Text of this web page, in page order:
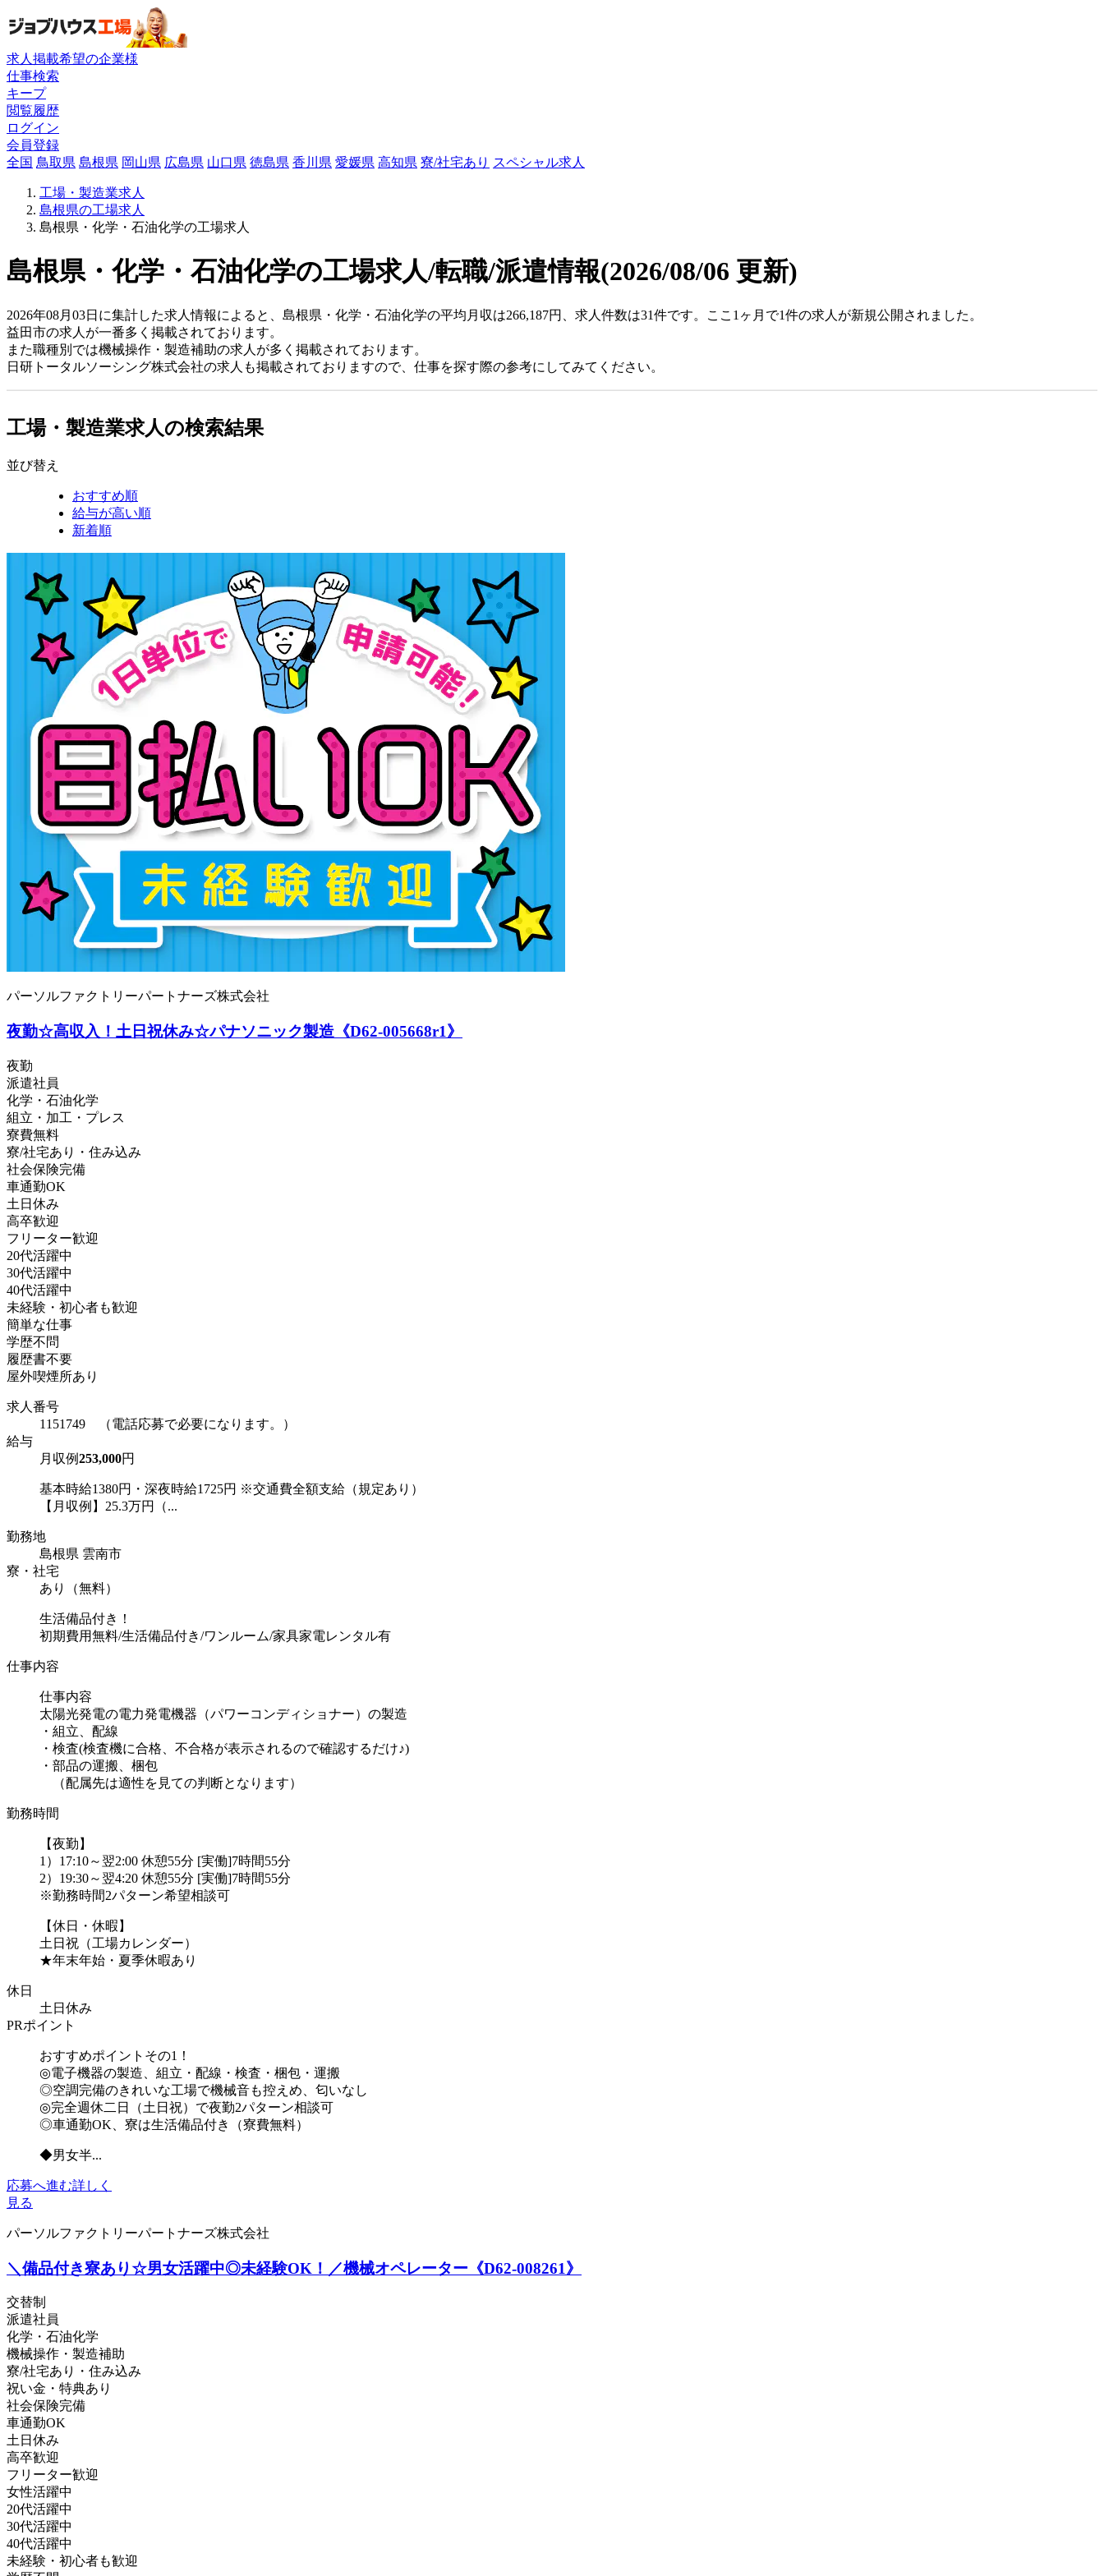
求人掲載希望の企業様
仕事検索
キープ
閲覧履歴
ログイン
会員登録
全国 鳥取県 島根県 岡山県 広島県 山口県 徳島県 香川県 愛媛県 高知県 寮/社宅あり スペシャル求人
工場・製造業求人
島根県の工場求人
島根県・化学・石油化学の工場求人
島根県・化学・石油化学の工場求人/転職/派遣情報(2026/08/06 更新)
2026年08月03日に集計した求人情報によると、島根県・化学・石油化学の平均月収は266,187円、求人件数は31件です。ここ1ヶ月で1件の求人が新規公開されました。
益田市の求人が一番多く掲載されております。
また職種別では機械操作・製造補助の求人が多く掲載されております。
日研トータルソーシング株式会社の求人も掲載されておりますので、仕事を探す際の参考にしてみてください。
工場・製造業求人の検索結果
並び替え
おすすめ順
給与が高い順
新着順
パーソルファクトリーパートナーズ株式会社
夜勤☆高収入！土日祝休み☆パナソニック製造《D62-005668r1》
夜勤
派遣社員
化学・石油化学
組立・加工・プレス
寮費無料
寮/社宅あり・住み込み
社会保険完備
車通勤OK
土日休み
高卒歓迎
フリーター歓迎
20代活躍中
30代活躍中
40代活躍中
未経験・初心者も歓迎
簡単な仕事
学歴不問
履歴書不要
屋外喫煙所あり
求人番号
1151749 （電話応募で必要になります。）
給与
月収例253,000円
基本時給1380円・深夜時給1725円 ※交通費全額支給（規定あり）
【月収例】25.3万円（...
勤務地
島根県 雲南市
寮・社宅
あり（無料）
生活備品付き！
初期費用無料/生活備品付き/ワンルーム/家具家電レンタル有
仕事内容
仕事内容
太陽光発電の電力発電機器（パワーコンディショナー）の製造
・組立、配線
・検査(検査機に合格、不合格が表示されるので確認するだけ♪)
・部品の運搬、梱包
（配属先は適性を見ての判断となります）
勤務時間
【夜勤】
1）17:10～翌2:00 休憩55分 [実働]7時間55分
2）19:30～翌4:20 休憩55分 [実働]7時間55分
※勤務時間2パターン希望相談可
【休日・休暇】
土日祝（工場カレンダー）
★年末年始・夏季休暇あり
休日
土日休み
PRポイント
おすすめポイントその1！
◎電子機器の製造、組立・配線・検査・梱包・運搬
◎空調完備のきれいな工場で機械音も控えめ、匂いなし
◎完全週休二日（土日祝）で夜勤2パターン相談可
◎車通勤OK、寮は生活備品付き（寮費無料）
◆男女半...
応募へ進む詳しく
見る
パーソルファクトリーパートナーズ株式会社
＼備品付き寮あり☆男女活躍中◎未経験OK！／機械オペレーター《D62-008261》
交替制
派遣社員
化学・石油化学
機械操作・製造補助
寮/社宅あり・住み込み
祝い金・特典あり
社会保険完備
車通勤OK
土日休み
高卒歓迎
フリーター歓迎
女性活躍中
20代活躍中
30代活躍中
40代活躍中
未経験・初心者も歓迎